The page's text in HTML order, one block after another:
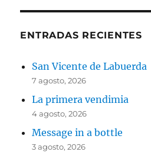
ENTRADAS RECIENTES
San Vicente de Labuerda
7 agosto, 2026
La primera vendimia
4 agosto, 2026
Message in a bottle
3 agosto, 2026